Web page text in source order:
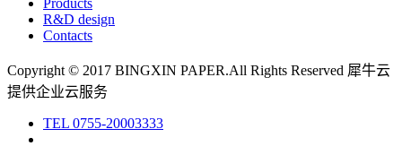
R&D design
Contacts
Copyright © 2017 BINGXIN PAPER.All Rights Reserved 犀牛云
提供企业云服务
TEL 0755-20003333